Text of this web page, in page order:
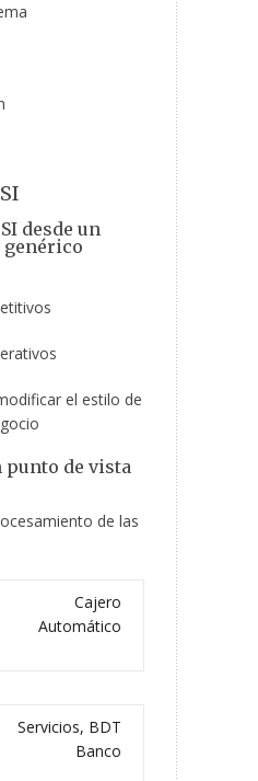
desde un
genérico
el estilo de
punto de vista
de las
Cajero
Automático
Servicios, BDT
Banco